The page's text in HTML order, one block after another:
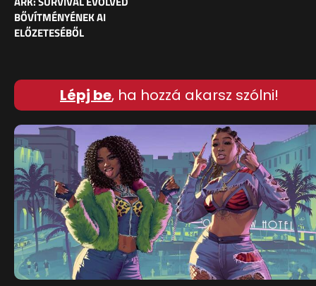
BŐVÍTMÉNYÉNEK AI
ELŐZETESÉBŐL
Lépj be, ha hozzá akarsz szólni!